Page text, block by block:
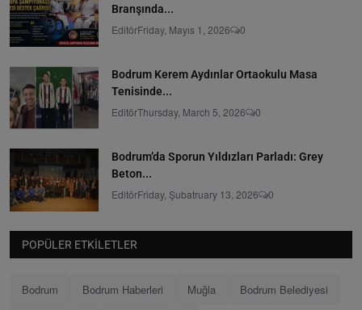
Branşında...
EditörFriday, Mayıs 1, 2026 0
Bodrum Kerem Aydınlar Ortaokulu Masa
Tenisinde...
EditörThursday, March 5, 2026 0
Bodrum’da Sporun Yıldızları Parladı: Grey
Beton...
EditörFriday, Şubatruary 13, 2026 0
POPÜLER ETKILETLER
Bodrum Bodrum Haberleri Muğla
Bodrum Belediyesi